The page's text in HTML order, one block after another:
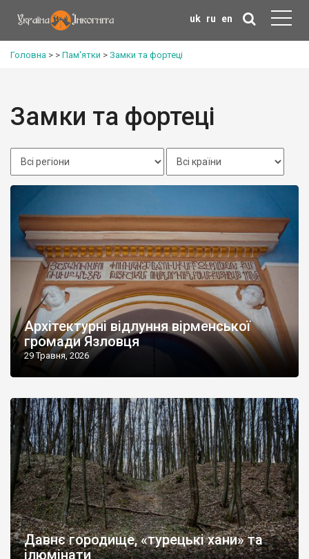
uk ru en
Головна > > Пам'ятки > Замки та фортеці
Замки та фортеці
Архітектурні відлуння вірменської
громади Язловця
29 Травня, 2026
Давнє городище, «турецькі хани» та
ілюмінати